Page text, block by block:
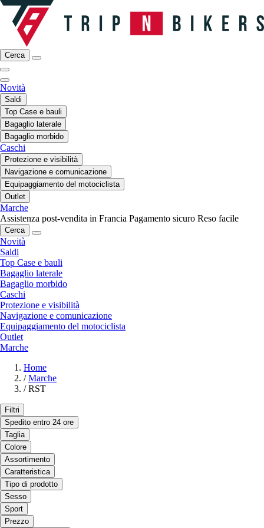
Cerca
Novità
Saldi
Top Case e bauli
Bagaglio laterale
Bagaglio morbido
Caschi
Protezione e visibilità
Navigazione e comunicazione
Equipaggiamento del motociclista
Outlet
Marche
Assistenza post-vendita in Francia Pagamento sicuro Reso facile
Cerca
Novità
Saldi
Top Case e bauli
Bagaglio laterale
Bagaglio morbido
Caschi
Protezione e visibilità
Navigazione e comunicazione
Equipaggiamento del motociclista
Outlet
Marche
Home
/ Marche
/ RST
Filtri
Spedito entro 24 ore
Taglia
Colore
Assortimento
Caratteristica
Tipo di prodotto
Sesso
Sport
Prezzo